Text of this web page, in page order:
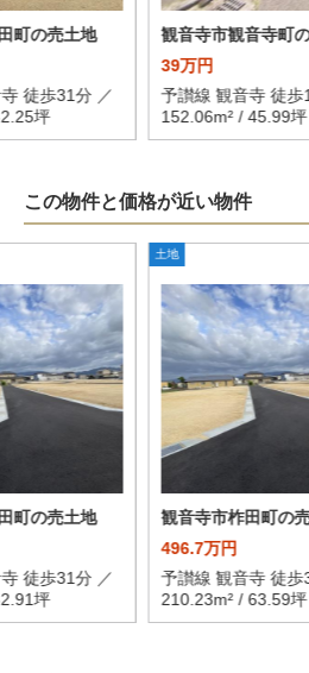
町の売土地
徒歩31分 ／
坪
観音寺市観音寺町
39万円
予讃線 観音寺 徒歩
152.06m² / 45.99坪
この物件と価格が近い物件
町の売土地
徒歩31分 ／
坪
土地
観音寺市柞田町の
496.7万円
予讃線 観音寺 徒歩
210.23m² / 63.59坪